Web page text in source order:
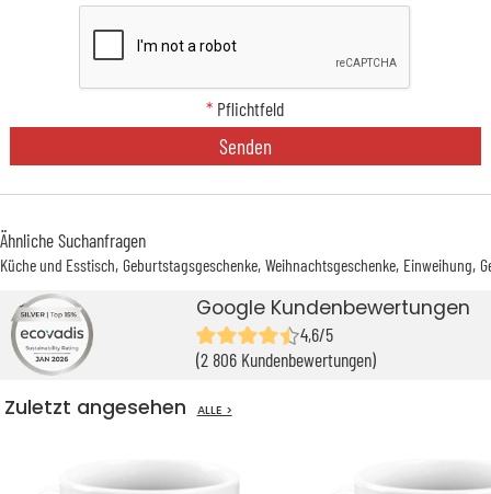
* Pflichtfeld
Senden
Ähnliche Suchanfragen
Küche und Esstisch Geburtstagsgeschenke Weihnachtsgeschenke Einweihung
Google Kundenbewertungen
4,6/5
(2 806 Kundenbewertungen)
Zuletzt angesehen ALLE >